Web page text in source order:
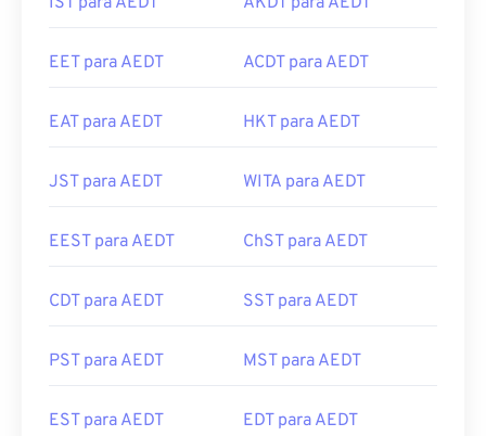
EET para AEDT ACDT para AEDT
EAT para AEDT HKT para AEDT
JST para AEDT WITA para AEDT
EEST para AEDT ChST para AEDT
CDT para AEDT SST para AEDT
PST para AEDT MST para AEDT
EST para AEDT EDT para AEDT